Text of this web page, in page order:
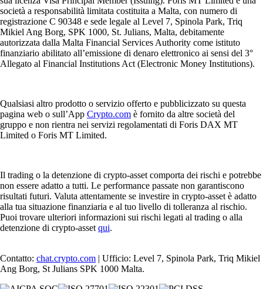
società a responsabilità limitata costituita a Malta, con numero di
registrazione C 90348 e sede legale al Level 7, Spinola Park, Triq
Mikiel Ang Borg, SPK 1000, St. Julians, Malta, debitamente
autorizzata dalla Malta Financial Services Authority come istituto
finanziario abilitato all’emissione di denaro elettronico ai sensi del 3°
Allegato al Financial Institutions Act (Electronic Money Institutions).
Qualsiasi altro prodotto o servizio offerto e pubblicizzato su questa
pagina web o sull’App Crypto.com è fornito da altre società del
gruppo e non rientra nei servizi regolamentati di Foris DAX MT
Limited o Foris MT Limited.
Il trading o la detenzione di crypto-asset comporta dei rischi e potrebbe
non essere adatto a tutti. Le performance passate non garantiscono
risultati futuri. Valuta attentamente se investire in crypto-asset è adatto
alla tua situazione finanziaria e al tuo livello di tolleranza al rischio.
Puoi trovare ulteriori informazioni sui rischi legati al trading o alla
detenzione di crypto-asset qui.
Contatto: chat.crypto.com | Ufficio: Level 7, Spinola Park, Triq Mikiel
Ang Borg, St Julians SPK 1000 Malta.